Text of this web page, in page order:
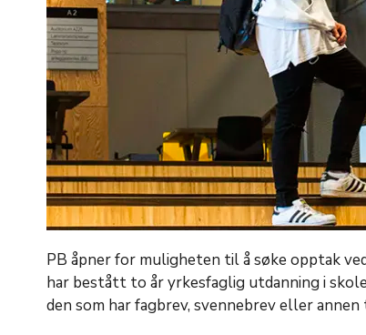
PB åpner for muligheten til å søke opptak
har bestått to år yrkesfaglig utdanning i
den som har fagbrev, svennebrev eller